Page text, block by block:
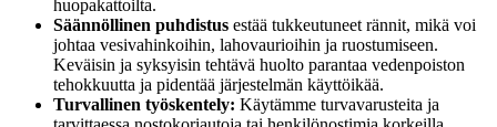
huopakattoilta.
Säännöllinen puhdistus estää tukkeutuneet rännit, mikä voi
johtaa vesivahinkoihin, lahovaurioihin ja ruostumiseen.
Keväisin ja syksyisin tehtävä huolto parantaa vedenpoiston
tehokkuutta ja pidentää järjestelmän käyttöikää.
Turvallinen työskentely: Käytämme turvavarusteita ja